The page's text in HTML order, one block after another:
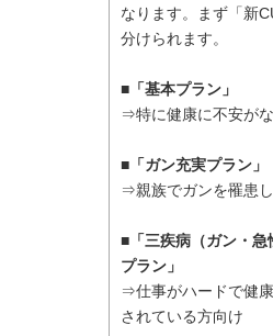
なります。まず「新
分けられます。
■「基本プラン」
⇒特に健康に不安が
■「ガン充実プラン」
⇒親族でガンを罹患
■「三疾病（ガン・
プラン」
⇒仕事がハードで健
されている方向け